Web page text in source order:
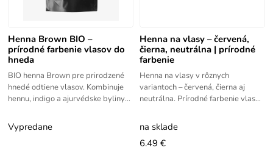
Henna Brown BIO –
prírodné farbenie vlasov do
hneda
BIO henna Brown pre prirodzené
hnedé odtiene vlasov. Kombinuje
hennu, indigo a ajurvédske byliny
prírodná organická rastlinná
Vypredane
Henna na vlasy – červená,
čierna, neutrálna | prírodné
farbenie
Henna na vlasy v rôznych
variantoch – červená, čierna aj
neutrálna. Prírodné farbenie vlasov
(Lawsonia spinosa L.) na
na sklade
6.49 €